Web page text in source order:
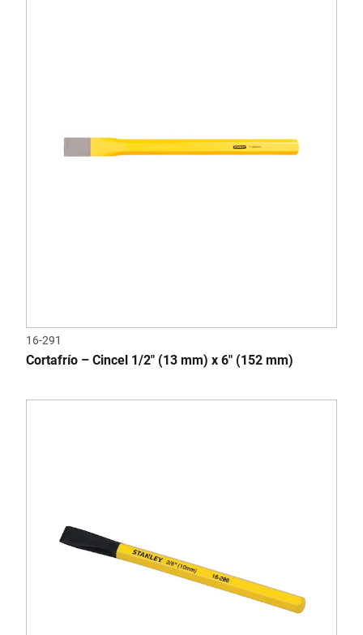
16-291
Cortafrío – Cincel 1/2" (13 mm) x 6" (152 mm)